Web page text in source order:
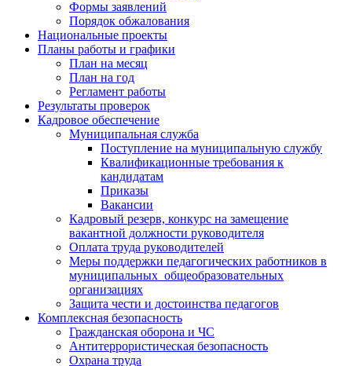
Формы заявлений
Порядок обжалования
Национальные проекты
Планы работы и графики
План на месяц
План на год
Регламент работы
Результаты проверок
Кадровое обеспечение
Муниципальная служба
Поступление на муниципальную службу
Квалификационные требования к
кандидатам
Приказы
Вакансии
Кадровый резерв, конкурс на замещение
вакантной должности руководителя
Оплата труда руководителей
Меры поддержки педагогических работников в
муниципальных общеобразовательных
организациях
Защита чести и достоинства педагогов
Комплексная безопасность
Гражданская оборона и ЧС
Антитеррористическая безопасность
Охрана труда